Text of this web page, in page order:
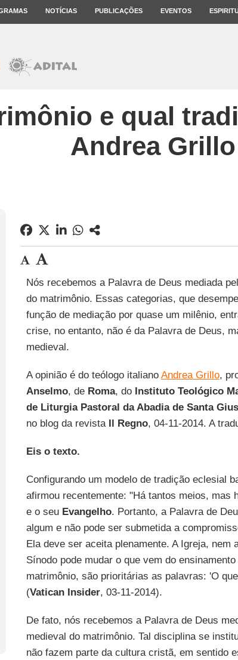
NOTÍCIAS PUBLICAÇÕES EVENTOS
e qual
Andrea Grillo
Nós recebemos a Palavra de Deus mediada
do matrimônio. Essas categorias, que
função de mediação por quase um milênio,
crise, no entanto, não é da Palavra de Deus,
medieval.
A opinião é do teólogo italiano Andrea Grillo,
Anselmo, de Roma, do Instituto Teológico
de Liturgia Pastoral da Abadia de Santa
no blog da revista Il Regno, 04-11-2014. A
Eis o texto.
Configurando um modelo de tradição eclesial
afirmou recentemente: "Há tantos meios, mas
e o seu Evangelho. Portanto, a Palavra de
algum e não pode ser submetida a
Ela deve ser aceita plenamente. A Igreja, nem
Sínodo pode mudar o que vem do
matrimônio, são prioritárias as palavras: 'O
(Vatican Insider, 03-11-2014).
De fato, nós recebemos a Palavra de Deus
medieval do matrimônio. Tal disciplina se
não fazem parte da cultura cristã, em sentido